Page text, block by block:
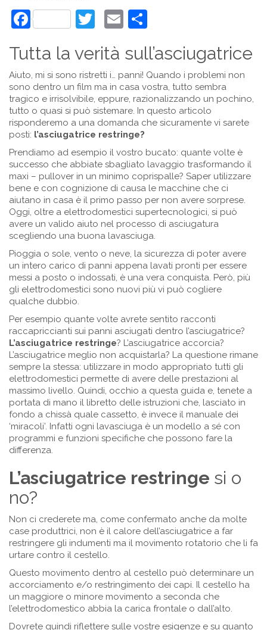
FacebookTwitter
Email
Tutta la verità sull’asciugatrice
Aiuto, mi si sono ristretti i… panni! Quando i problemi non
sono dentro un film ma in casa vostra, tutto sembra
tragico e irrisolvibile, eppure, razionalizzando un pochino,
tutto o quasi si può sistemare. In questo articolo
risponderemo a una domanda che sicuramente vi sarete
posti: l’asciugatrice restringe?
Prendiamo ad esempio il vostro bucato: quante volte è
successo che abbiate sbagliato lavaggio trasformando il
maxi – pullover in un minimo coprispalle? Saper utilizzare
bene e con cognizione di causa le macchine che ci
aiutano in casa è il primo passo per non avere sorprese.
Oggi, oltre a elettrodomestici supertecnologici, si può
avere un valido aiuto nel processo di asciugatura
scegliendo una buona lavasciuga.
Pioggia o sole, vento o neve, la sicurezza di poter avere
un intero carico di panni appena lavati pronti per essere
messi a posto o indossati, è una vera conquista. Però, più
gli elettrodomestici sono nuovi più vi può cogliere
qualche dubbio.
Per esempio quante volte avrete sentito racconti
raccapriccianti sui panni asciugati dentro l’asciugatrice?
L’asciugatrice restringe? L’asciugatrice accorcia?
L’asciugatrice meglio non acquistarla? La questione rimane
sempre la stessa: utilizzare in modo appropriato tutti gli
elettrodomestici permette di avere delle prestazioni al
massimo livello. Quindi, occhio a questa guida e, tenete a
portata di mano il libretto delle istruzioni che, lasciato in
fondo a chissà quale cassetto, è invece il manuale dei
‘miracoli’. Infatti ogni lavasciuga è un modello a sé con
programmi e funzioni specifiche che possono fare la
differenza.
L’asciugatrice restringe si o
no?
Non ci crederete ma, come confermato anche da molte
case produttrici, non è il calore dell’asciugatrice a far
restringere gli indumenti ma il movimento rotatorio che li fa
urtare contro il cestello.
Questo movimento dentro al cestello può determinare un
accorciamento e/o restringimento dei capi. Il cestello ha
un maggiore o minore movimento a seconda che
l’elettrodomestico abbia la carica frontale o dall’alto.
Dovrete quindi riflettere sulle vostre esigenze e su quanto